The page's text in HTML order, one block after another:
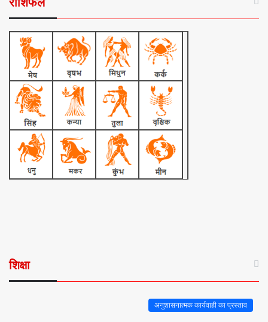
शिक्षा
अनुशासनात्मक कार्यवाही का प्रस्ताव